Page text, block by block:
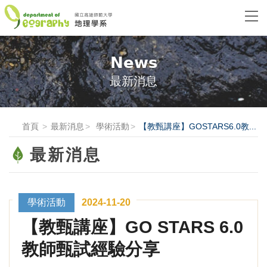
News
最新消息
首頁 最新消息 學術活動 【教甄講座】GOSTARS6.0教...
最新消息
學術活動 2024-11-20
【教甄講座】GO STARS 6.0
教師甄試經驗分享